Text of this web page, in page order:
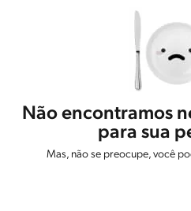
Não encontramos
para sua
Mas, não se preocupe, você